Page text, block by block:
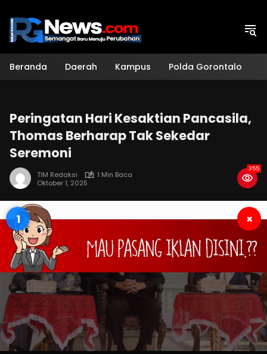
konten
Beranda Daerah Kampus Polda Gorontalo
Peringatan Hari Kesaktian Pancasila,
Thomas Berharap Tak Sekedar
Seremoni
TIM Redaksi
1 Min Baca
Oktober 1, 2025
355
0 ×